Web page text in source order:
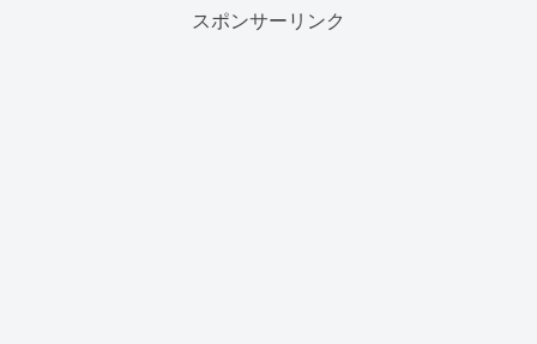
スポンサーリンク